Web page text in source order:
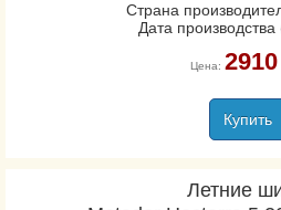
Страна
Дата
Цена: 2910
Купить
Летние